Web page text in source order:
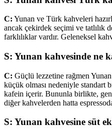
C: Yunan ve Türk kahveleri
ancak çekirdek seçimi ve tatlılık
farklılıklar vardır. Geleneksel
S: Yunan kahvesinde ne
C: Güçlü lezzetine rağmen
küçük olması nedeniyle standart
kafein içerir. Bununla birlikte,
diğer kahvelerden hatta
S: Yunan kahvesine süt